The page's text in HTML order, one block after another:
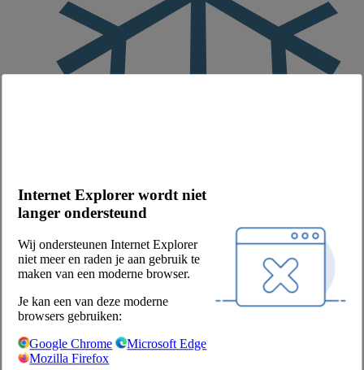
Internet Explorer wordt niet
langer ondersteund
Wij ondersteunen Internet Explorer
niet meer en raden je aan gebruik te
maken van een moderne browser.
Je kan een van deze moderne
browsers gebruiken:
Google Chrome
Microsoft Edge
Mozilla Firefox
Merk
Panesco
Productbeschrijving
Voedingswaarden per 100 g:
energie - kj
energie - kcal
vet